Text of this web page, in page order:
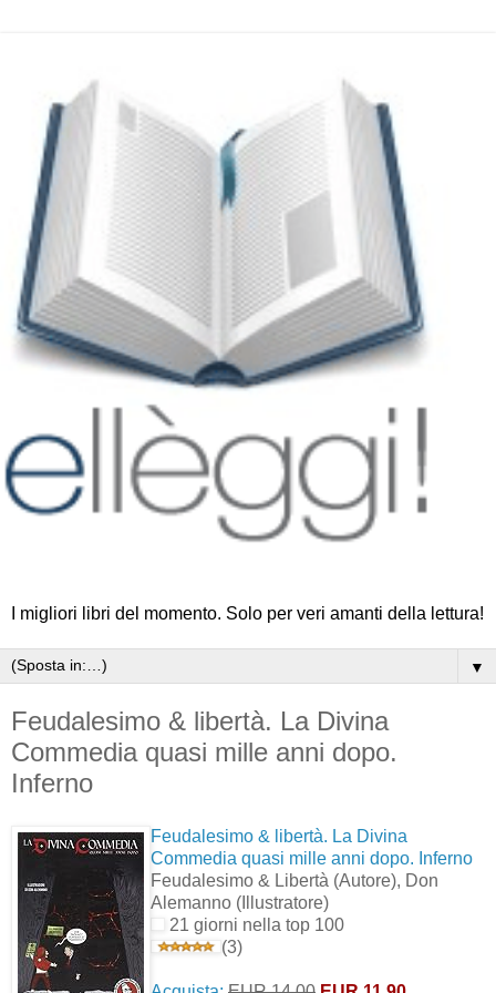
I migliori libri del momento. Solo per veri amanti della lettura!
▼
Feudalesimo & libertà. La Divina
Commedia quasi mille anni dopo.
Inferno
Feudalesimo & libertà. La Divina
Commedia quasi mille anni dopo. Inferno
Feudalesimo & Libertà (Autore), Don
Alemanno (Illustratore)
21 giorni nella top 100
(3)